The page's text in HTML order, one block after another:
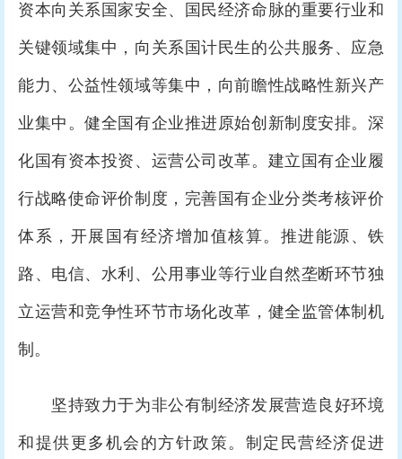
资本向关系国家安全、国民经济命脉的重要行业和
关键领域集中，向关系国计民生的公共服务、应急
能力、公益性领域等集中，向前瞻性战略性新兴产
业集中。健全国有企业推进原始创新制度安排。深
化国有资本投资、运营公司改革。建立国有企业履
行战略使命评价制度，完善国有企业分类考核评价
体系，开展国有经济增加值核算。推进能源、铁
路、电信、水利、公用事业等行业自然垄断环节独
立运营和竞争性环节市场化改革，健全监管体制机
制。
坚持致力于为非公有制经济发展营造良好环境
和提供更多机会的方针政策。制定民营经济促进